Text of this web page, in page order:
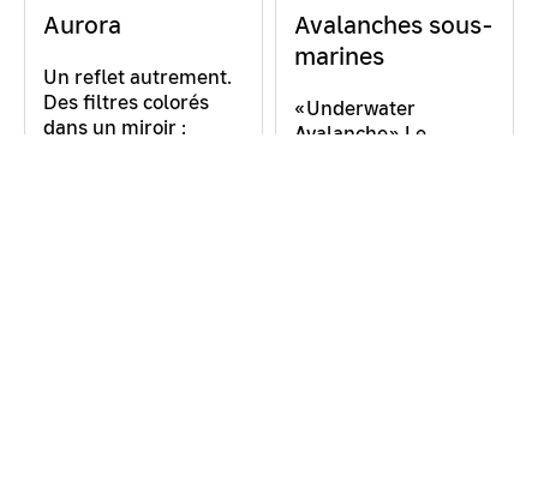
Aurora
Un reflet autrement.
Des filtres colorés
dans un miroir :
Avalanches sous-
marines
«Underwater
Avalanche» Le